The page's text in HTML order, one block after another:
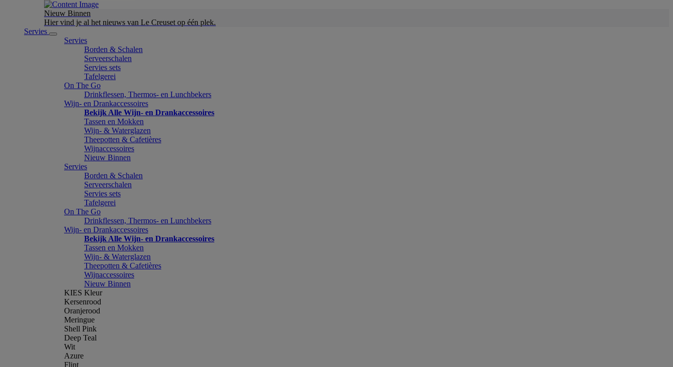
Nieuw Binnen
Hier vind je al het nieuws van Le Creuset op één plek.
Servies
Servies
Borden & Schalen
Serveerschalen
Servies sets
Tafelgerei
On The Go
Drinkflessen, Thermos- en Lunchbekers
Wijn- en Drankaccessoires
Bekijk Alle Wijn- en Drankaccessoires
Tassen en Mokken
Wijn- & Waterglazen
Theepotten & Cafetières
Wijnaccessoires
Nieuw Binnen
Servies
Borden & Schalen
Serveerschalen
Servies sets
Tafelgerei
On The Go
Drinkflessen, Thermos- en Lunchbekers
Wijn- en Drankaccessoires
Bekijk Alle Wijn- en Drankaccessoires
Tassen en Mokken
Wijn- & Waterglazen
Theepotten & Cafetières
Wijnaccessoires
Nieuw Binnen
KIES Kleur
Kersenrood
Oranjerood
Meringue
Shell Pink
Deep Teal
Wit
Azure
Flint